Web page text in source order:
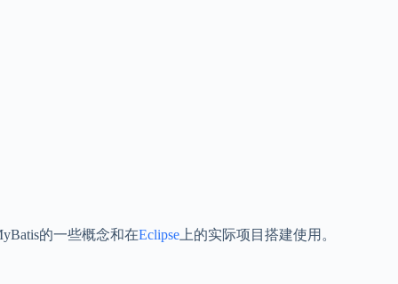
的一些概念和在Eclipse 上的实际项目搭建使用。